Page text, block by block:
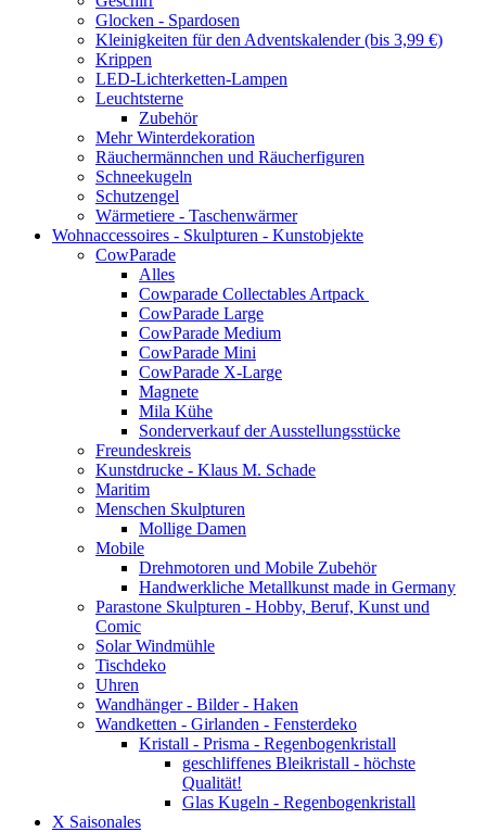
Glocken - Spardosen
Kleinigkeiten für den Adventskalender (bis 3,99 €)
Krippen
LED-Lichterketten-Lampen
Leuchtsterne
Zubehör
Mehr Winterdekoration
Räuchermännchen und Räucherfiguren
Schneekugeln
Schutzengel
Wärmetiere - Taschenwärmer
Wohnaccessoires - Skulpturen - Kunstobjekte
CowParade
Alles
Cowparade Collectables Artpack
CowParade Large
CowParade Medium
CowParade Mini
CowParade X-Large
Magnete
Mila Kühe
Sonderverkauf der Ausstellungsstücke
Freundeskreis
Kunstdrucke - Klaus M. Schade
Maritim
Menschen Skulpturen
Mollige Damen
Mobile
Drehmotoren und Mobile Zubehör
Handwerkliche Metallkunst made in Germany
Parastone Skulpturen - Hobby, Beruf, Kunst und
Comic
Solar Windmühle
Tischdeko
Uhren
Wandhänger - Bilder - Haken
Wandketten - Girlanden - Fensterdeko
Kristall - Prisma - Regenbogenkristall
geschliffenes Bleikristall - höchste
Qualität!
Glas Kugeln - Regenbogenkristall
X Saisonales